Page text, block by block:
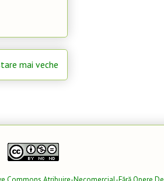
mai veche